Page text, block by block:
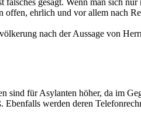
gesagt. Wenn man sich
ehrlich und vor allem nach
nach der Aussage von
für Asylanten höher, da im
Ebenfalls werden deren